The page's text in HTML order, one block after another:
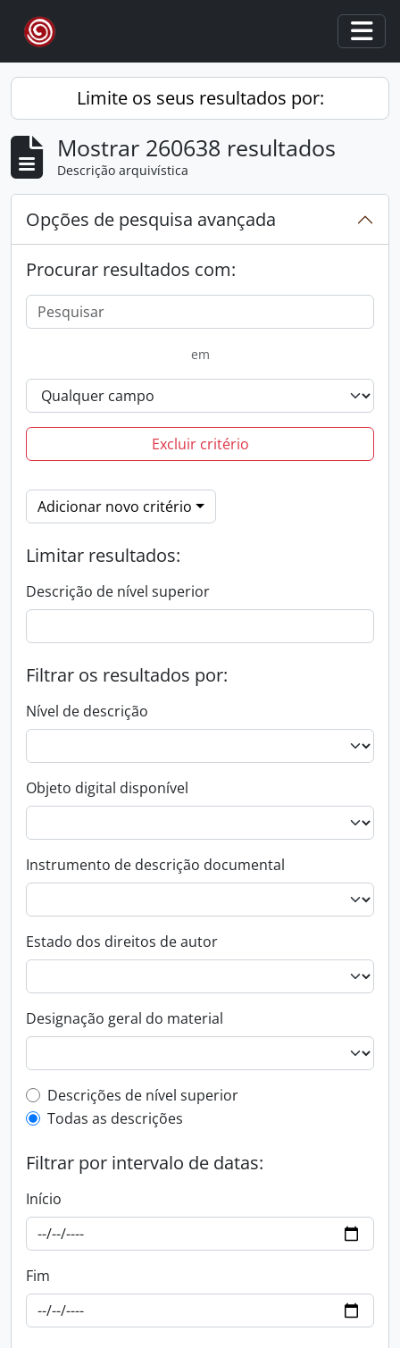
Skip to main content
Limite os seus resultados por:
Mostrar 260638 resultados
Descrição arquivística
Opções de pesquisa avançada
Procurar resultados com:
em
Excluir critério
Adicionar novo critério
Limitar resultados:
Descrição de nível superior
Filtrar os resultados por:
Nível de descrição
Objeto digital disponível
Instrumento de descrição documental
Estado dos direitos de autor
Designação geral do material
Filtro de descrição de nível superior
Descrições de nível superior
Todas as descrições
Filtrar por intervalo de datas:
Início
Fim